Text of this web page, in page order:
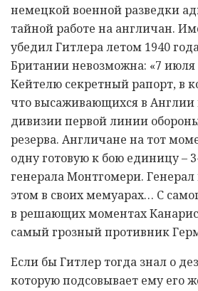
немецкой военной разведки
тайной работе на англичан.
убедил Гитлера летом 1940
Британии невозможна: «7 июля
Кейтелю секретный рапорт, в
что высаживающихся в
дивизии первой линии
резерва. Англичане на тот
одну готовую к бою единицу –
генерала Монтгомери.
этом в своих мемуарах… С
в решающих моментах Канарис
самый грозный противник
Если бы Гитлер тогда знал о
которую подсовывает ему его